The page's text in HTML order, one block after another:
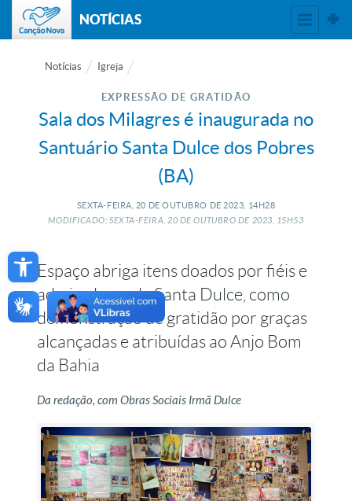
Open toolbar
NOTÍCIAS
Notícias Igreja
EXPRESSÃO DE GRATIDÃO
Sala dos Milagres é inaugurada no
Santuário Santa Dulce dos Pobres
(BA)
SEXTA-FEIRA, 20 DE OUTUBRO DE 2023, 14H28
MODIFICADO: SEXTA-FEIRA, 20 DEOUTUBRO DE 2023, 15H53
Espaço abriga itens doados por fiéis e
admiradores de Santa Dulce, como
demonstração de gratidão por graças
alcançadas e atribuídas ao Anjo Bom
da Bahia
Da redação, com Obras Sociais Irmã Dulce